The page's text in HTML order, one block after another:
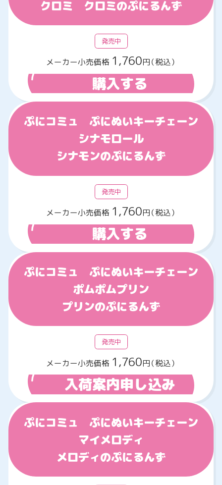
クロミ クロミのぷにるんず
発売中
メーカー小売価格 1,760円（税込）
購入する
ぷにコミュ ぷにぬいキーチェーン
シナモロール
シナモンのぷにるんず
発売中
メーカー小売価格 1,760円（税込）
購入する
ぷにコミュ ぷにぬいキーチェーン
ポムポムプリン
プリンのぷにるんず
発売中
メーカー小売価格 1,760円（税込）
入荷案内申し込み
ぷにコミュ ぷにぬいキーチェーン
マイメロディ
メロディのぷにるんず